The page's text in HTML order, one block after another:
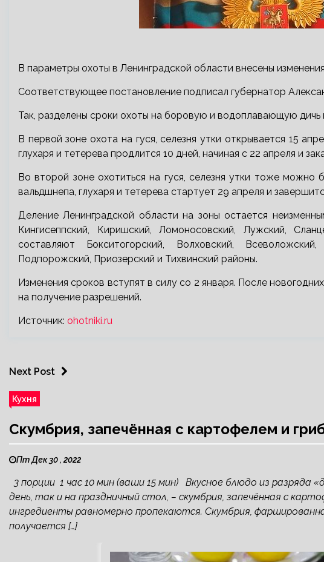
В параметры охоты в Ленинградской области внесены
Соответствующее постановление подписал губернатор
Так, разделены сроки охоты на боровую и водоплавающую дичь
В первой зоне охота на гуся, селезня утки открывается 15
глухаря и тетерева продлится 10 дней, начиная с 22 апреля и
Во второй зоне охотиться на гуся, селезня утки тоже
вальдшнепа, глухаря и тетерева стартует 29 апреля и
Деление Ленинградской области на зоны остается
Кингисеппский, Киришский, Ломоносовский, Лужский,
составляют Бокситогорский, Волховский,
Подпорожский, Приозерский и Тихвинский районы.
Изменения сроков вступят в силу со 2 января. После
на получение разрешений.
Источник: ohotniki.ru
Next Post
Кухня
Скумбрия, запечённая с картофелем и
Пт Дек 30 , 2022
3 порции 1 час 10 мин (ваши 15 мин) Вкусное блюдо из разряда
день, так и на праздничный стол, – скумбрия, запечённая с
ингредиенты равномерно пропекаются. Скумбрия,
получается […]